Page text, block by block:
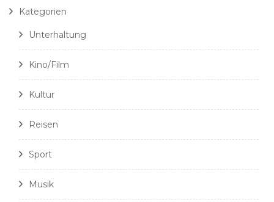
Kategorien
Unterhaltung
Kino/Film
Kultur
Reisen
Sport
Musik